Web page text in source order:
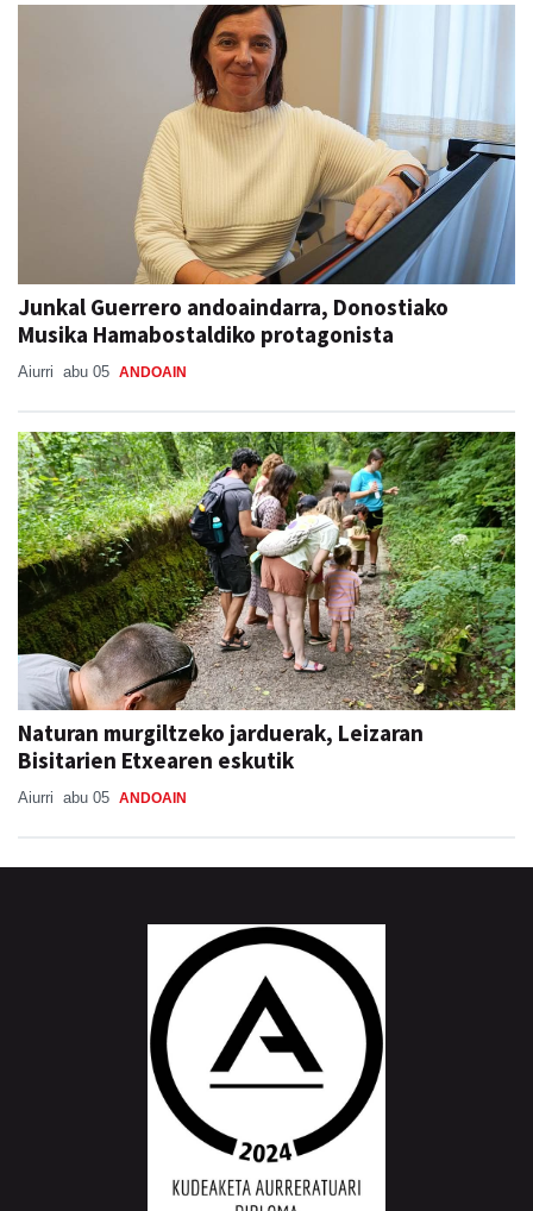
Junkal Guerrero andoaindarra, Donostiako
Musika Hamabostaldiko protagonista
Aiurri abu 05 ANDOAIN
Naturan murgiltzeko jarduerak, Leizaran
Bisitarien Etxearen eskutik
Aiurri abu 05 ANDOAIN